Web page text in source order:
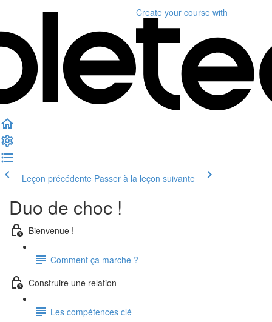
Create your course with
Leçon précédente Passer à la leçon suivante
Duo de choc !
Bienvenue !
Comment ça marche ?
Construire une relation
Les compétences clé